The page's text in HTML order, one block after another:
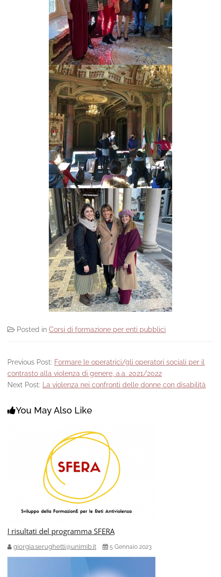
Posted in Corsi di formazione per enti pubblici
Previous Post: Formare le operatrici/gli operatori sociali per il
contrasto alla violenza di genere, a.a. 2021/2022
Next Post: La violenza nei confronti delle donne con disabilità
You May Also Like
I risultati del programma SFERA
giorgia.serughetti@unimib.it 5 Gennaio 2023